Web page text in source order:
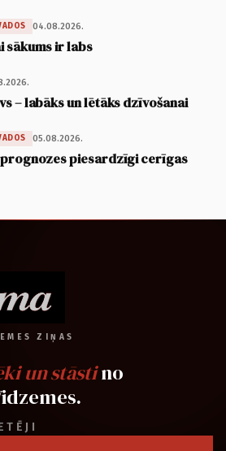
04.08.2026.
sākums ir labs
– labāks un lētāks dzīvošanai
05.08.2026.
prognozes piesardzīgi cerīgas
ZIŅAS
un stāstino